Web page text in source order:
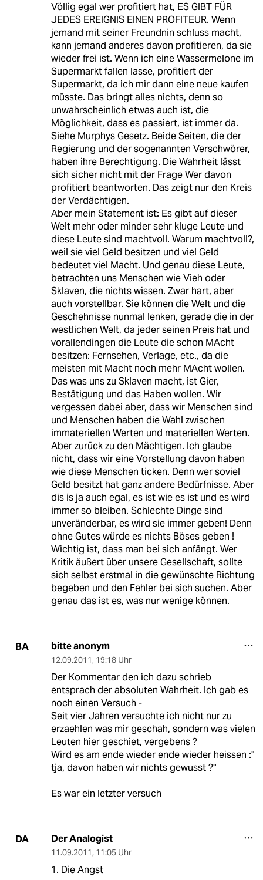
Völlig egal wer profitiert hat, ES GIBT FÜR
JEDES EREIGNIS EINEN PROFITEUR. Wenn
jemand mit seiner Freundnin schluss macht,
kann jemand anderes davon profitieren, da sie
wieder frei ist. Wenn ich eine Wassermelone im
Supermarkt fallen lasse, profitiert der
Supermarkt, da ich mir dann eine neue kaufen
müsste. Das bringt alles nichts, denn so
unwahrscheinlich etwas auch ist, die
Möglichkeit, dass es passiert, ist immer da.
Siehe Murphys Gesetz. Beide Seiten, die der
Regierung und der sogenannten Verschwörer,
haben ihre Berechtigung. Die Wahrheit lässt
sich sicher nicht mit der Frage Wer davon
profitiert beantworten. Das zeigt nur den Kreis
der Verdächtigen.
Aber mein Statement ist: Es gibt auf dieser
Welt mehr oder minder sehr kluge Leute und
diese Leute sind machtvoll. Warum machtvoll?,
weil sie viel Geld besitzen und viel Geld
bedeutet viel Macht. Und genau diese Leute,
betrachten uns Menschen wie Vieh oder
Sklaven, die nichts wissen. Zwar hart, aber
auch vorstellbar. Sie können die Welt und die
Geschehnisse nunmal lenken, gerade die in der
westlichen Welt, da jeder seinen Preis hat und
vorallendingen die Leute die schon MAcht
besitzen: Fernsehen, Verlage, etc., da die
meisten mit Macht noch mehr MAcht wollen.
Das was uns zu Sklaven macht, ist Gier,
Bestätigung und das Haben wollen. Wir
vergessen dabei aber, dass wir Menschen sind
und Menschen haben die Wahl zwischen
immateriellen Werten und materiellen Werten.
Aber zurück zu den Mächtigen. Ich glaube
nicht, dass wir eine Vorstellung davon haben
wie diese Menschen ticken. Denn wer soviel
Geld besitzt hat ganz andere Bedürfnisse. Aber
dis is ja auch egal, es ist wie es ist und es wird
immer so bleiben. Schlechte Dinge sind
unveränderbar, es wird sie immer geben! Denn
ohne Gutes würde es nichts Böses geben !
Wichtig ist, dass man bei sich anfängt. Wer
Kritik äußert über unsere Gesellschaft, sollte
sich selbst erstmal in die gewünschte Richtung
begeben und den Fehler bei sich suchen. Aber
genau das ist es, was nur wenige können.
BA bitte anonym
12.09.2011, 19:18 Uhr
Der Kommentar den ich dazu schrieb
entsprach der absoluten Wahrheit. Ich gab es
noch einen Versuch -
Seit vier Jahren versuchte ich nicht nur zu
erzaehlen was mir geschah, sondern was vielen
Leuten hier geschiet, vergebens ?
Wird es am ende wieder ende wieder heissen :"
tja, davon haben wir nichts gewusst ?"
Es war ein letzter versuch
DA Der Analogist
11.09.2011, 11:05 Uhr
1. Die Angst